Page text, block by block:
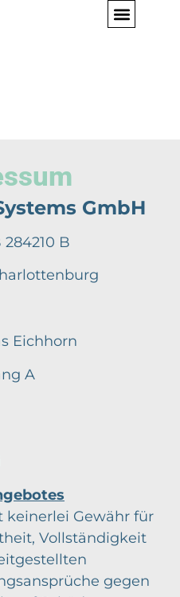
GmbH
B
Eichhorn
A
Gewähr für
Vollständigkeit
gegen